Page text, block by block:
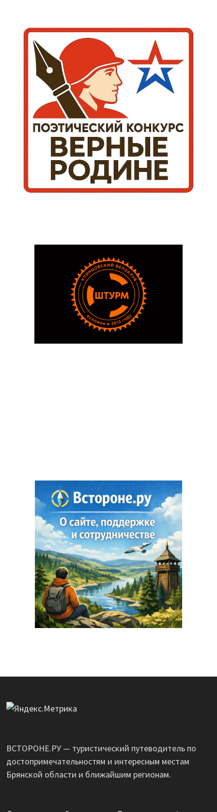
ВСТОРОНЕ.РУ — туристический путеводитель по
достопримечательностям и интересным местам
Брянской области и ближайшим регионам.